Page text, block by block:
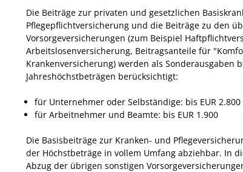
Die Beiträge zur privaten und gesetzlichen
Pflegepflichtversicherung und die Beiträge zu den
Vorsorgeversicherungen (zum Beispiel
Arbeitslosenversicherung, Beitragsanteile für
Krankenversicherung) werden als Sonderausgaben
Jahreshöchstbeträgen berücksichtigt:
für Unternehmer oder Selbständige: bis EUR 2.800
für Arbeitnehmer und Beamte: bis EUR 1.900
Die Basisbeiträge zur Kranken- und
der Höchstbeträge in vollem Umfang abziehbar. In
Abzug der übrigen sonstigen